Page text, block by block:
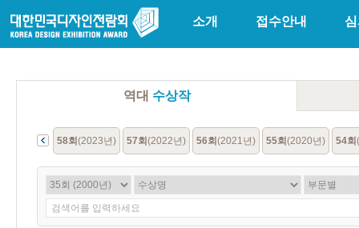
소개 접수안내
역대 수상작
(1966년) 58회 (2023년) 57회 (2022년) 56회 (2021년) 55회 (2020년) 54회